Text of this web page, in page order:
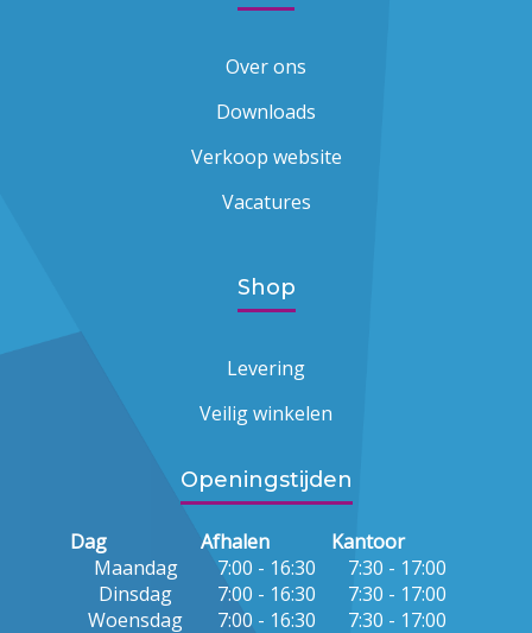
Over ons
Downloads
Verkoop website
Vacatures
Shop
Levering
Veilig winkelen
Openingstijden
Dag Afhalen
Kantoor
Maandag
7:00 - 16:30
7:30 - 17:00
Dinsdag
7:00 - 16:30
7:30 - 17:00
Woensdag
7:00 - 16:30 7:30 - 17:00